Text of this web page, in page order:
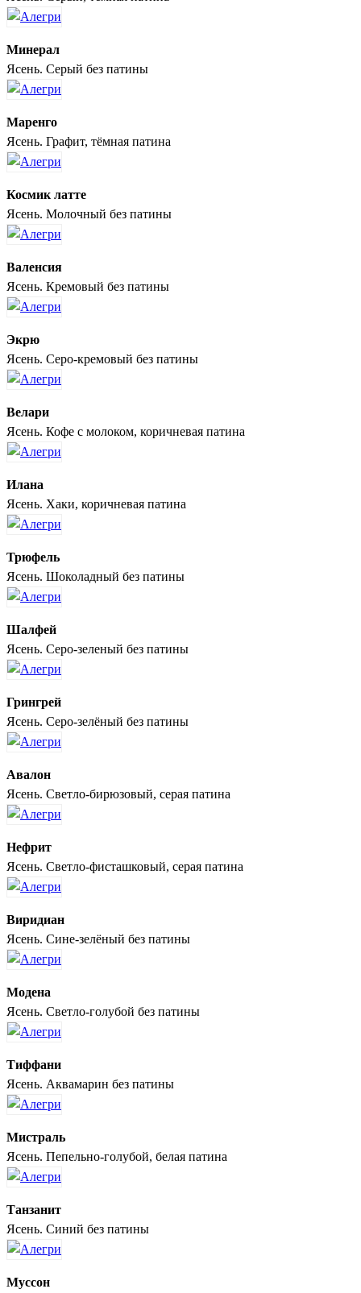
Минерал
Ясень. Серый без патины
Маренго
Ясень. Графит, тёмная патина
Космик латте
Ясень. Молочный без патины
Валенсия
Ясень. Кремовый без патины
Экрю
Ясень. Серо-кремовый без патины
Велари
Ясень. Кофе с молоком, коричневая патина
Илана
Ясень. Хаки, коричневая патина
Трюфель
Ясень. Шоколадный без патины
Шалфей
Ясень. Серо-зеленый без патины
Грингрей
Ясень. Серо-зелёный без патины
Авалон
Ясень. Светло-бирюзовый, серая патина
Нефрит
Ясень. Светло-фисташковый, серая патина
Виридиан
Ясень. Сине-зелёный без патины
Модена
Ясень. Светло-голубой без патины
Тиффани
Ясень. Аквамарин без патины
Мистраль
Ясень. Пепельно-голубой, белая патина
Танзанит
Ясень. Синий без патины
Муссон